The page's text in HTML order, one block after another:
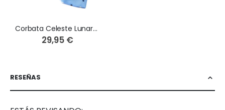
Corbata Celeste Lunares
29,95 €
RESEÑAS